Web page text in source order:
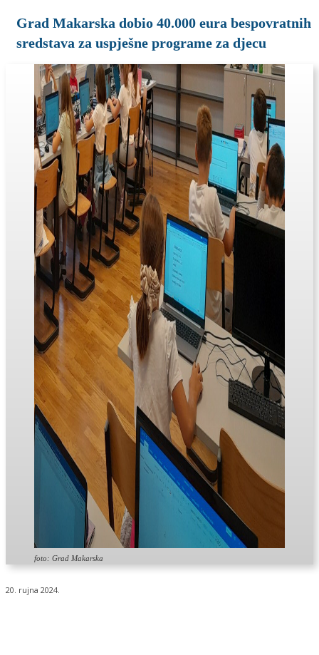
Grad Makarska dobio 40.000 eura bespovratnih
sredstava za uspješne programe za djecu
foto: Grad Makarska
20. rujna 2024.